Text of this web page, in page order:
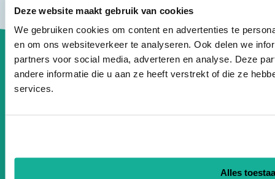
Deze website maakt gebruik van cookies
We gebruiken cookies om content en advertenties te
en om ons websiteverkeer te analyseren. Ook delen we
partners voor social media, adverteren en analyse. Deze
andere informatie die u aan ze heeft verstrekt of die ze
services.
Alles
Site
footer
Restez informé sur le Circular IT
group
Votre adresse email